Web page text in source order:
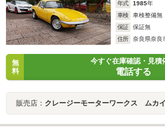
年式 1985年
車検
車検整備無
保証
保証無
住所
奈良県奈良
無
料
今すぐ在庫確認・見積
電話する
販売店： クレージーモーターワークス ムカイ プ